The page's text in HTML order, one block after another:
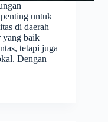
untuk
di daerah
yang baik
tetapi juga
Dengan